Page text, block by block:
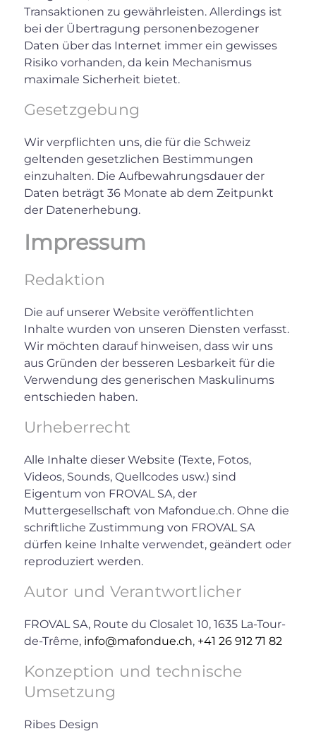
Transaktionen zu gewährleisten. Allerdings ist
bei der Übertragung personenbezogener
Daten über das Internet immer ein gewisses
Risiko vorhanden, da kein Mechanismus
maximale Sicherheit bietet.
Gesetzgebung
Wir verpflichten uns, die für die Schweiz
geltenden gesetzlichen Bestimmungen
einzuhalten. Die Aufbewahrungsdauer der
Daten beträgt 36 Monate ab dem Zeitpunkt
der Datenerhebung.
Impressum
Redaktion
Die auf unserer Website veröffentlichten
Inhalte wurden von unseren Diensten verfasst.
Wir möchten darauf hinweisen, dass wir uns
aus Gründen der besseren Lesbarkeit für die
Verwendung des generischen Maskulinums
entschieden haben.
Urheberrecht
Alle Inhalte dieser Website (Texte, Fotos,
Videos, Sounds, Quellcodes usw.) sind
Eigentum von FROVAL SA, der
Muttergesellschaft von Mafondue.ch. Ohne die
schriftliche Zustimmung von FROVAL SA
dürfen keine Inhalte verwendet, geändert oder
reproduziert werden.
Autor und Verantwortlicher
FROVAL SA, Route du Closalet 10, 1635 La-Tour-
de-Trême, info@mafondue.ch, +41 26 912 71 82
Konzeption und technische
Umsetzung
Ribes Design